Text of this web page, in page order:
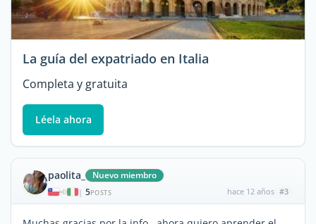
La guía del expatriado en Italia
Completa y gratuita
Léela ahora
paolita_ Nuevo miembro
| 5POSTS hace 12 años #3